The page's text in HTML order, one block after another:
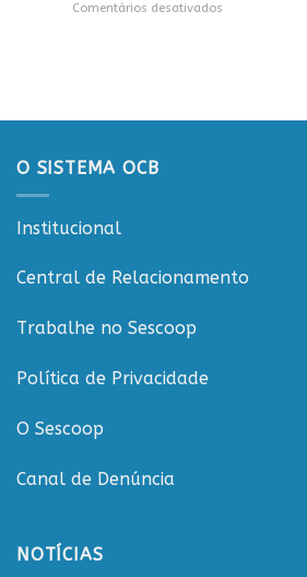
Rondônia
Comentários desativados
20
cooperativismo
O SISTEMA OCB
Institucional
Central de Relacionamento
Trabalhe no Sescoop
Política de Privacidade
O Sescoop
Canal de Denúncia
NOTÍCIAS